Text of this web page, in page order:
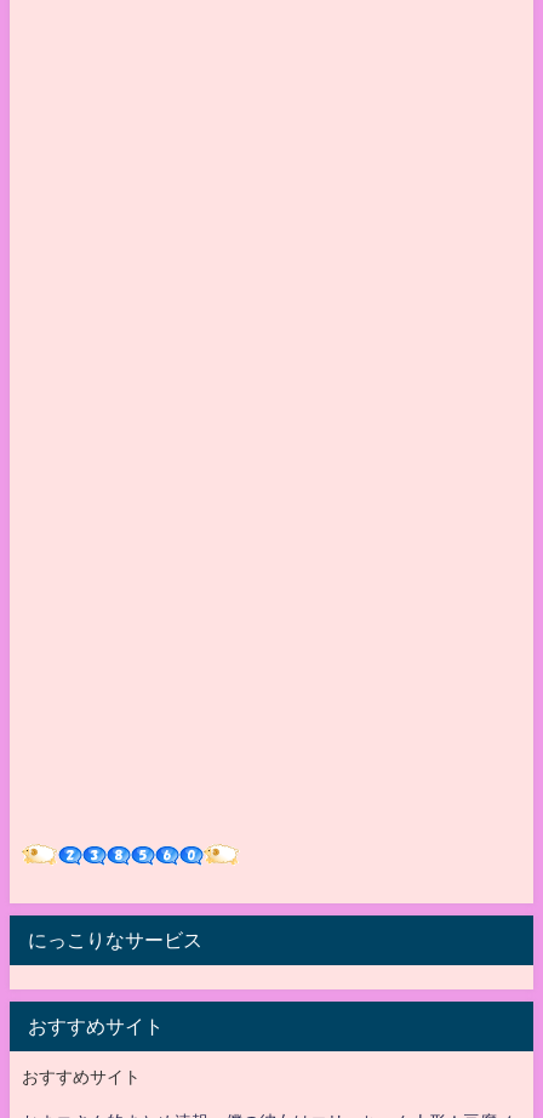
にっこりなサービス
おすすめサイト
おすすめサイト